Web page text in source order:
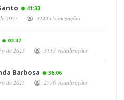
41:33
2025 3243 visualizações
03:37
de 2025 3115 visualizações
Barbosa 36:06
de 2025 2776 visualizações